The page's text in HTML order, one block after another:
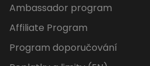
Ambassador program
Affiliate Program
Program doporučování